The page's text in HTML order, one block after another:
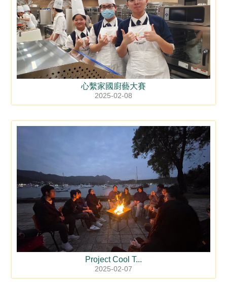
心繫家國廚藝大賽
2025-02-08
Project Cool T...
2025-02-07